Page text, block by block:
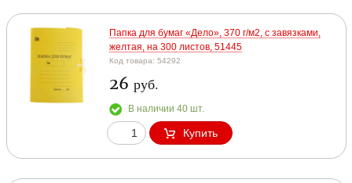
Папка для бумаг «Дело», 370 г/м2, с завязками,
желтая, на 300 листов, 51445
Код товара: 54292
26 руб.
В наличии 40 шт.
Купить